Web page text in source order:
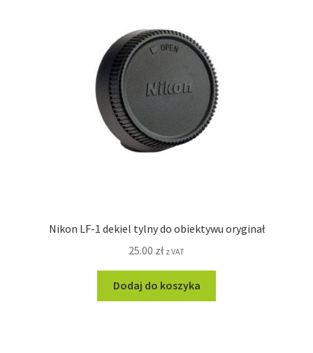
Nikon LF-1 dekiel tylny do obiektywu oryginał
25.00 zł z VAT
Dodaj do koszyka